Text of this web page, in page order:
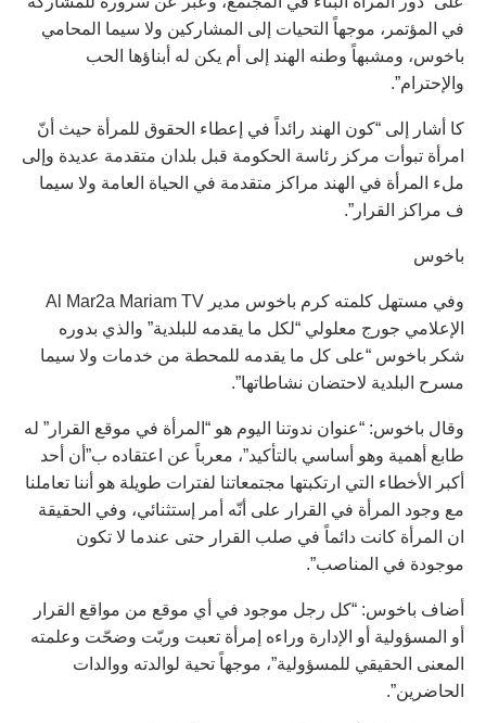
في المؤتمر، موجهاً التحيات إلى المشاركين ولا سيما المحامي
باخوس، ومشبهاً وطنه الهند إلى أم يكن له أبناؤها الحب
والإحترام”.
كا أشار إلى “كون الهند رائداً في إعطاء الحقوق للمرأة حيث أنّ
امرأة تبوأت مركز رئاسة الحكومة قبل بلدان متقدمة عديدة وإلى
ملء المرأة في الهند مراكز متقدمة في الحياة العامة ولا سيما
ف مراكز القرار”.
باخوس
وفي مستهل كلمته كرم باخوس مدير Al Mar2a Mariam TV
الإعلامي جورج معلولي “لكل ما يقدمه للبلدية” والذي بدوره
شكر باخوس “على كل ما يقدمه للمحطة من خدمات ولا سيما
مسرح البلدية لاحتضان نشاطاتها”.
وقال باخوس: “عنوان ندوتنا اليوم هو “المرأة في موقع القرار” له
طابع أهمية وهو أساسي بالتأكيد”، معرباً عن اعتقاده ب”أن أحد
أكبر الأخطاء التي ارتكبتها مجتمعاتنا لفترات طويلة هو أننا تعاملنا
مع وجود المرأة في القرار على أنّه أمر إستثنائي، وفي الحقيقة
ان المرأة كانت دائماً في صلب القرار حتى عندما لا تكون
موجودة في المناصب”.
أضاف باخوس: “كل رجل موجود في أي موقع من مواقع القرار
أو المسؤولية أو الإدارة وراءه إمرأة تعبت وربّت وضحّت وعلمته
المعنى الحقيقي للمسؤولية”، موجهاً تحية لوالدته ووالدات
الحاضرين”.